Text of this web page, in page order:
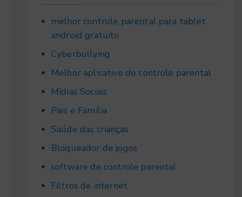
melhor controle parental para tablet
android gratuito
Cyberbullying
Melhor aplicativo de controle parental
Mídias Sociais
Pais e Família
Saúde das crianças
Bloqueador de jogos
software de controle parental
Filtros de internet